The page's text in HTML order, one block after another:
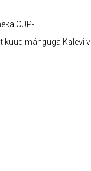
CUP-il
mänguga Kalevi